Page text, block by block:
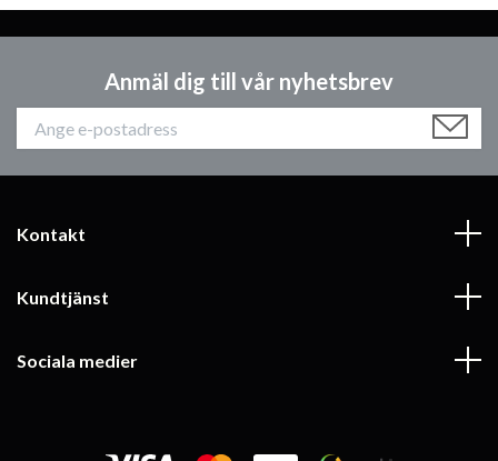
Anmäl dig till vår nyhetsbrev
Kontakt
Kundtjänst
Sociala medier